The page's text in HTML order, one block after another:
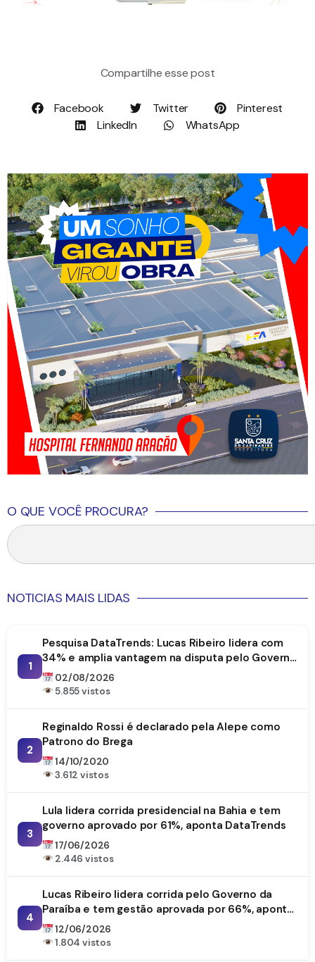
Compartilhe esse post
Facebook Twitter
Pinterest
LinkedIn
WhatsApp
O QUE VOCÊ PROCURA?
NOTICIAS MAIS LIDAS
1
Pesquisa DataTrends: Lucas Ribeiro lidera com
34% e amplia vantagem na disputa pelo Governo
da Paraíba
02/08/2026
5.855 vistos
2
Reginaldo Rossi é declarado pela Alepe como
Patrono do Brega
14/10/2020
3.612 vistos
3
Lula lidera corrida presidencial na Bahia e tem
governo aprovado por 61%, aponta DataTrends
17/06/2026
2.446 vistos
4
Lucas Ribeiro lidera corrida pelo Governo da
Paraíba e tem gestão aprovada por 66%, aponta
DataTrends
12/06/2026
1.804 vistos